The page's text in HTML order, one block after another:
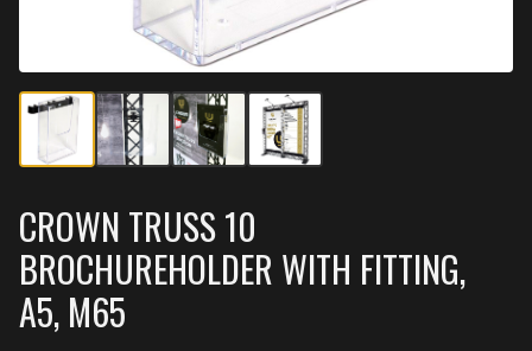
CROWN TRUSS 10
BROCHUREHOLDER WITH FITTING,
A5, M65